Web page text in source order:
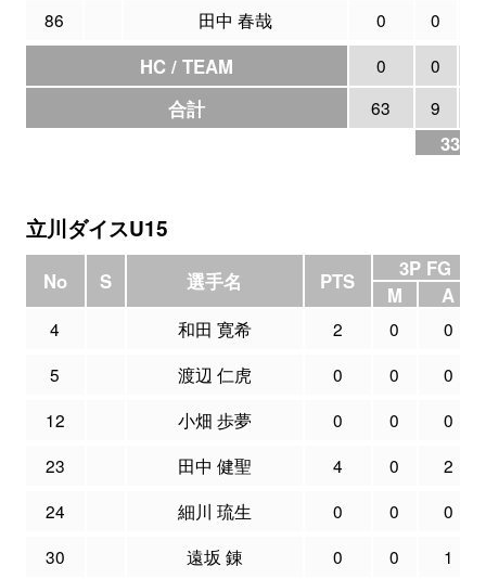
86
田中 春哉 0 0
HC / TEAM 0 0
合計 63 9
立川ダイスU15
No S 選手名 PTS
3P FG
M
A
4 和田 寛希 2 0
0
5
渡辺 仁虎 0 0
0
12
小畑 歩夢 0 0
0
23
田中 健聖 4 0
2
24
細川 琉生 0 0
0
30
遠坂 錬 0 0 1